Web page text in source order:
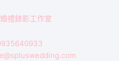
禮錄影工作室